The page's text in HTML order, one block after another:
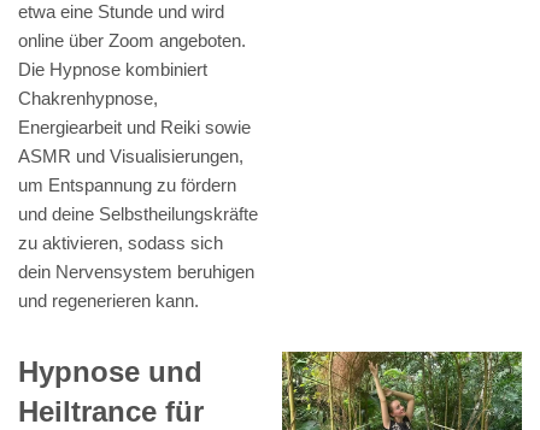
etwa eine Stunde und wird
online über Zoom angeboten.
Die Hypnose kombiniert
Chakrenhypnose,
Energiearbeit und Reiki sowie
ASMR und Visualisierungen,
um Entspannung zu fördern
und deine Selbstheilungskräfte
zu aktivieren, sodass sich
dein Nervensystem beruhigen
und regenerieren kann.
Hypnose und
Heiltrance für